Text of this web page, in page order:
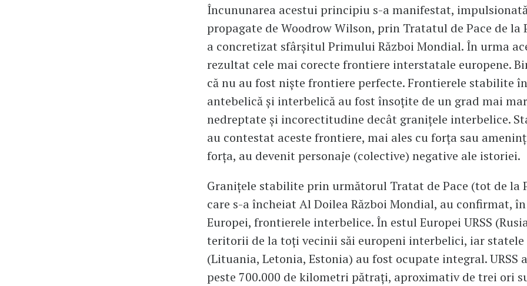
Încununarea acestui principiu s-a manifestat,
propagate de Woodrow Wilson, prin Tratatul de Pace de la
a concretizat sfârșitul Primului Război Mondial. În urma
rezultat cele mai corecte frontiere interstatale europene.
că nu au fost niște frontiere perfecte. Frontierele stabilite
antebelică și interbelică au fost însoțite de un grad mai
nedreptate și incorectitudine decât granițele interbelice.
au contestat aceste frontiere, mai ales cu forța sau
forța, au devenit personaje (colective) negative ale istoriei.
Granițele stabilite prin următorul Tratat de Pace (tot de la
care s-a încheiat Al Doilea Război Mondial, au confirmat,
Europei, frontierele interbelice. În estul Europei URSS
teritorii de la toți vecinii săi europeni interbelici, iar
(Lituania, Letonia, Estonia) au fost ocupate integral. URSS
peste 700.000 de kilometri pătrați, aproximativ de trei ori